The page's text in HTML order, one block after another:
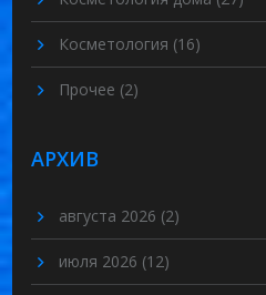
Косметология (16)
Прочее (2)
АРХИВ
августа 2026 (2)
июля 2026 (12)